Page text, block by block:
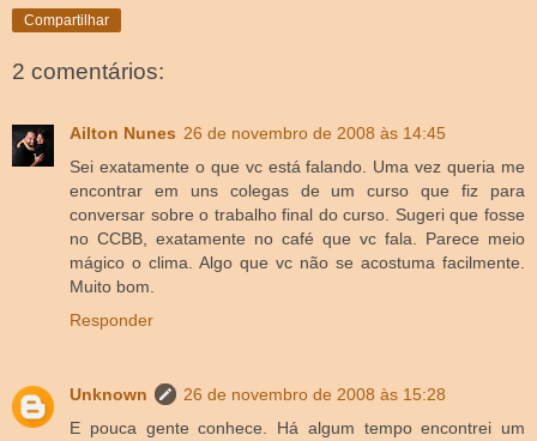
Compartilhar
2 comentários:
Ailton Nunes 26 de novembro de 2008 às 14:45
Sei exatamente o que vc está falando. Uma vez queria me
encontrar em uns colegas de um curso que fiz para
conversar sobre o trabalho final do curso. Sugeri que fosse
no CCBB, exatamente no café que vc fala. Parece meio
mágico o clima. Algo que vc não se acostuma facilmente.
Muito bom.
Responder
Unknown
26 de novembro de 2008 às 15:28
E pouca gente conhece. Há algum tempo encontrei um